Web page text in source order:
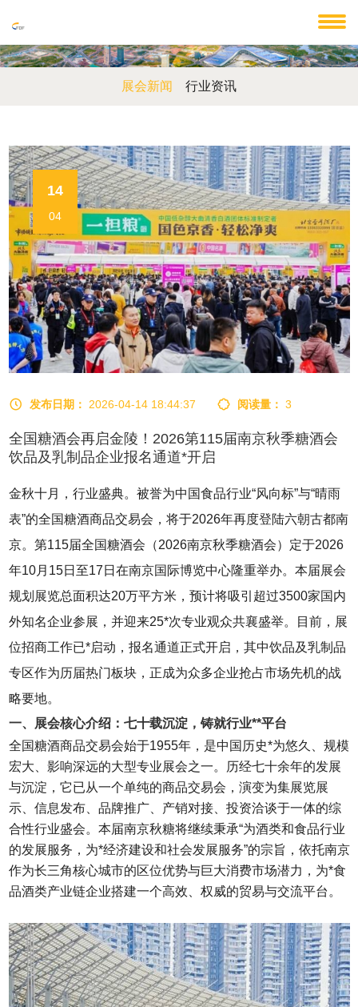
展会新闻 行业资讯
14
04
发布日期： 2026-04-14 18:44:37 阅读量： 3
全国糖酒会再启金陵！2026第115届南京秋季糖酒会
饮品及乳制品企业报名通道*开启
金秋十月，行业盛典。被誉为中国食品行业“风向标”与“晴雨
表”的全国糖酒商品交易会 ，将于2026年再度登陆六朝古都南
京。第115届全国糖酒会 （2026南京秋季糖酒会）定于2026
年10月15日至17日在南京国际博览中心隆重举办。本届展会
规划展览总面积达20万平方米，预计将吸引超过3500家国内
外知名企业参展，并迎来25*次专业观众共襄盛举。目前，展
位招商工作已*启动，报名通道正式开启，其中饮品及乳制品
专区作为历届热门板块，正成为众多企业抢占市场先机的战
略要地。
一、展会核心介绍：七十载沉淀，铸就行业**平台
全国糖酒商品交易会始于1955年，是中国历史*为悠久、规模
宏大、影响深远的大型专业展会之一。历经七十余年的发展
与沉淀，它已从一个单纯的商品交易会，演变为集展览展
示、信息发布、品牌推广、产销对接、投资洽谈于一体的综
合性行业盛会。本届南京秋糖将继续秉承“为酒类和食品行业
的发展服务，为*经济建设和社会发展服务”的宗旨，依托南京
作为长三角核心城市的区位优势与巨大消费市场潜力，为*食
品酒类产业链企业搭建一个高效、权威的贸易与交流平台。